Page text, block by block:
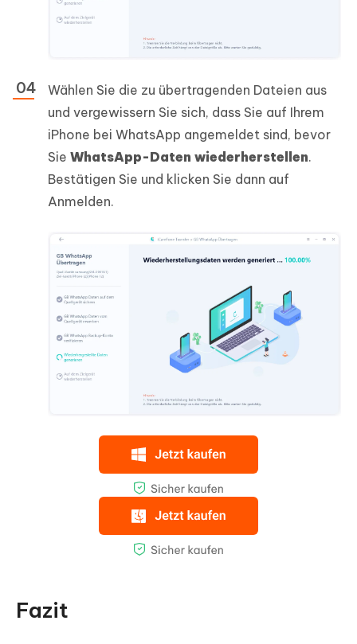
Wählen Sie die zu übertragenden Dateien aus
und vergewissern Sie sich, dass Sie auf Ihrem
iPhone bei WhatsApp angemeldet sind, bevor
Sie WhatsApp-Daten wiederherstellen.
Bestätigen Sie und klicken Sie dann auf
Anmelden.
Fazit